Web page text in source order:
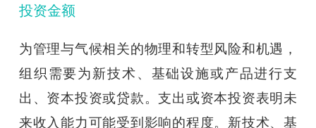
投资金额
为管理与气候相关的物理和转型风险和机遇，
组织需要为新技术、基础设施或产品进行支
出、资本投资或贷款。支出或资本投资表明未
来收入能力可能受到影响的程度。新技术、基